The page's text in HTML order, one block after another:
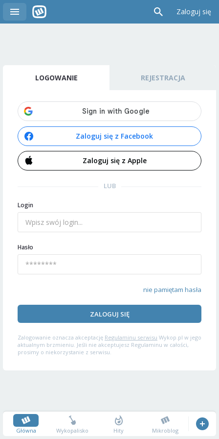
Zaloguj się
LOGOWANIE REJESTRACJA
Zaloguj się z Facebook
Zaloguj się z Apple
LUB
Login
Hasło
nie pamiętam hasła
ZALOGUJ SIĘ
Zalogowanie oznacza akceptację Regulaminu serwisu Wykop.pl w jego
aktualnym brzmieniu. Jeśli nie akceptujesz Regulaminu w całości,
prosimy o niekorzystanie z serwisu.
Główna Wykopalisko Hity Mikroblog